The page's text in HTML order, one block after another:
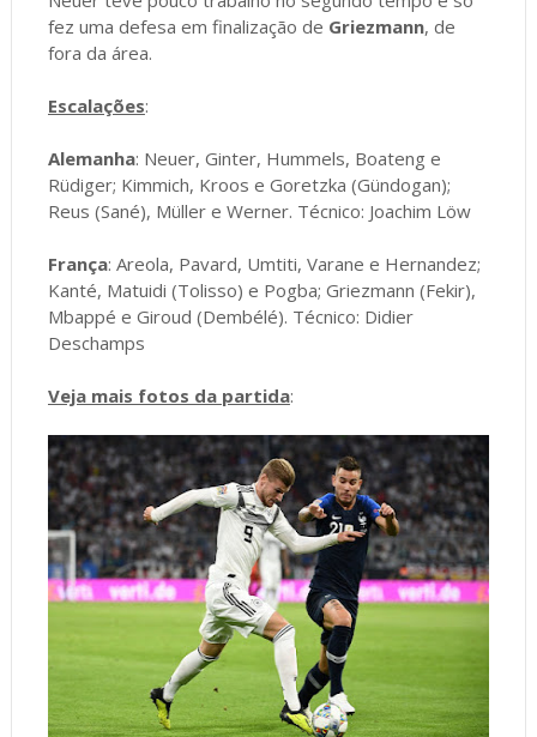
fez uma defesa em finalização de Griezmann, de
fora da área.
Escalações:
Alemanha: Neuer, Ginter, Hummels, Boateng e
Rüdiger; Kimmich, Kroos e Goretzka (Gündogan);
Reus (Sané), Müller e Werner. Técnico: Joachim Löw
França: Areola, Pavard, Umtiti, Varane e Hernandez;
Kanté, Matuidi (Tolisso) e Pogba; Griezmann (Fekir),
Mbappé e Giroud (Dembélé). Técnico: Didier
Deschamps
Veja mais fotos da partida: